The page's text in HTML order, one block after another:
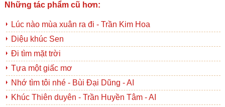
Những tác phẩm cũ hơn:
Lúc nào mùa xuân ra đi - Trần Kim Hoa
Diệu khúc Sen
Đi tìm mặt trời
Tựa một giấc mơ
Nhớ tìm tôi nhé - Bùi Đại Dũng - AI
Khúc Thiên duyên - Trần Huyền Tâm - AI